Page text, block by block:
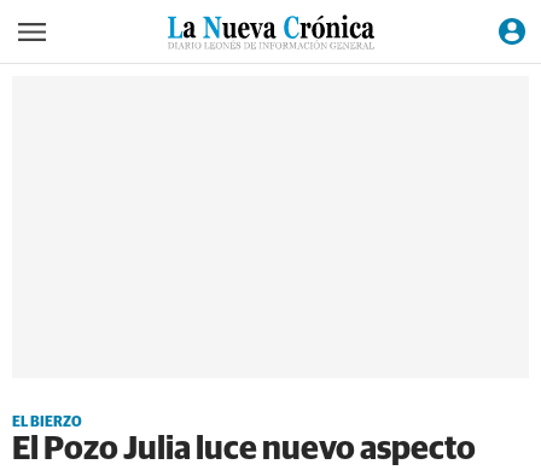
EL BIERZO
El Pozo Julia luce nuevo aspecto